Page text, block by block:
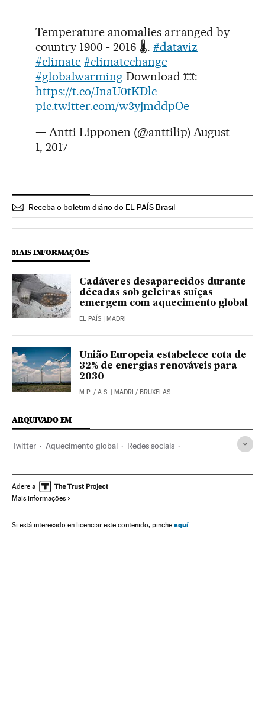
Temperature anomalies arranged by
country 1900 - 2016 🌡. #dataviz
#climate #climatechange
#globalwarming Download 🎞:
https://t.co/JnaU0tKDlc
pic.twitter.com/w3yjmddpOe
— Antti Lipponen (@anttilip) August
1, 2017
Receba o boletim diário do EL PAÍS Brasil
MAIS INFORMAÇÕES
Cadáveres desaparecidos durante
décadas sob geleiras suíças
emergem com aquecimento global
EL PAÍS | MADRI
União Europeia estabelece cota de
32% de energias renováveis ​​para
2030
M.P. / A.S. | MADRI / BRUXELAS
ARQUIVADO EM
Twitter Aquecimento global Redes sociais
Comunicações Verne
Adere a
Mais informações
Si está interesado en licenciar este contenido, pinche aquí